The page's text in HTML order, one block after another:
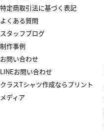
特定商取引法に基づく表記
よくある質問
スタッフブログ
制作事例
お問い合わせ
LINEお問い合わせ
クラスTシャツ作成ならプリント
メディア